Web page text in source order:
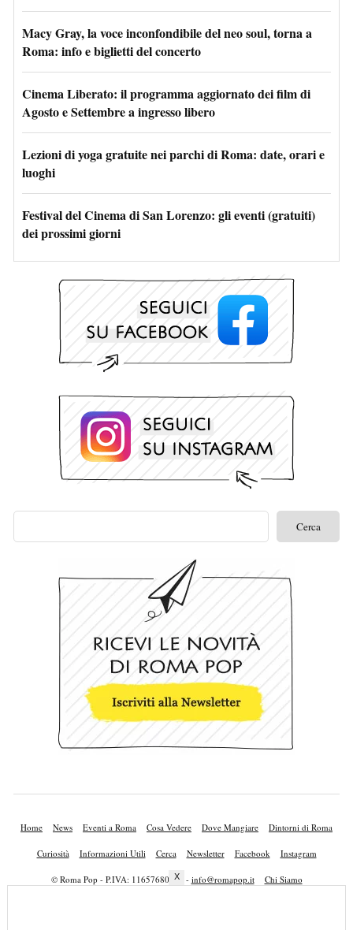
Macy Gray, la voce inconfondibile del neo soul, torna a
Roma: info e biglietti del concerto
Cinema Liberato: il programma aggiornato dei film di
Agosto e Settembre a ingresso libero
Lezioni di yoga gratuite nei parchi di Roma: date, orari e
luoghi
Festival del Cinema di San Lorenzo: gli eventi (gratuiti)
dei prossimi giorni
Home News Eventi a Roma Cosa Vedere Dove Mangiare Dintorni di Roma
Curiosità Informazioni Utili Cerca Newsletter Facebook Instagram
© Roma Pop - P.IVA: 11657680010 - info@romapop.it Chi Siamo
X